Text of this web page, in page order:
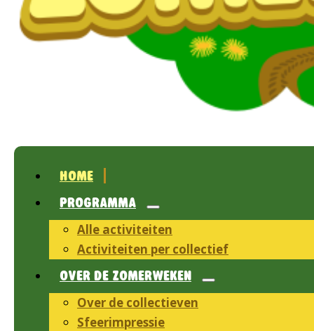
HOME
PROGRAMMA
Alle activiteiten
Activiteiten per collectief
OVER DE ZOMERWEKEN
Over de collectieven
Sfeerimpressie